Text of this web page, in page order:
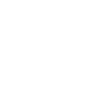
en tør Martini med en
et køligt glas uden is.
· Ren
gjort en tysk urtelikør